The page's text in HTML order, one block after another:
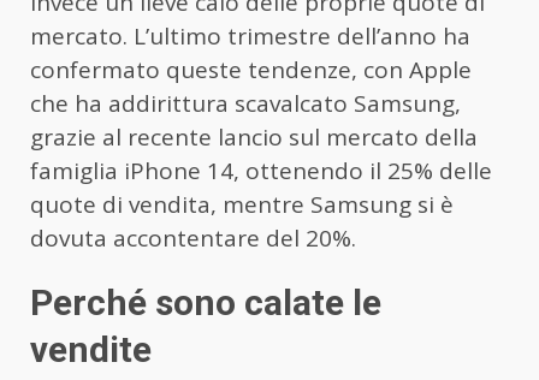
mercato. L’ultimo trimestre dell’anno ha
confermato queste tendenze, con Apple
che ha addirittura scavalcato Samsung,
grazie al recente lancio sul mercato della
famiglia iPhone 14, ottenendo il 25% delle
quote di vendita, mentre Samsung si è
dovuta accontentare del 20%.
Perché sono calate le
vendite